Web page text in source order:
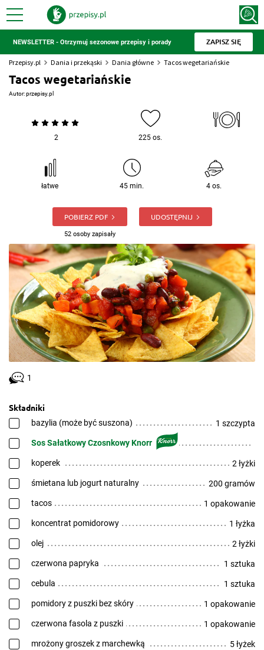
NEWSLETTER - Otrzymuj sezonowe przepisy i porady ZAPISZ SIĘ
Przepisy.pl Dania i przekąski Dania główne Tacos wegetariańskie
Tacos wegetariańskie
Autor:przepisy.pl
2 225 os.
łatwe 45 min. 4 os.
POBIERZ PDF
52 osoby zapisały
UDOSTĘPNIJ
1
Składniki
bazylia (może być suszona) 1 szczypta
Sos Sałatkowy Czosnkowy Knorr
koperek 2 łyżki
śmietana lub jogurt naturalny 200 gramów
tacos 1 opakowanie
koncentrat pomidorowy 1 łyżka
olej 2 łyżki
czerwona papryka 1 sztuka
cebula 1 sztuka
pomidory z puszki bez skóry 1 opakowanie
czerwona fasola z puszki 1 opakowanie
mrożony groszek z marchewką 5 łyżek